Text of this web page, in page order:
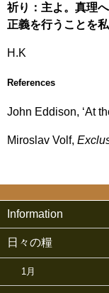
祈り：主よ。真理
正義を行うことを
H.K
References
John Eddison, ‘At
Miroslav Volf,
Information
日々の糧
1月